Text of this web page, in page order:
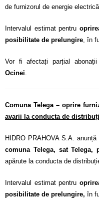
de furnizorul de energie
Intervalul estimat pentru
posibilitate de prelungire, în
Vor fi afectați parțial
Ocinei.
Comuna Telega – oprire
avarii la conducta de
HIDRO PRAHOVA S.A. anunță
comuna Telega, sat Telega,
apărute la conducta de
Intervalul estimat pentru
posibilitate de prelungire, în